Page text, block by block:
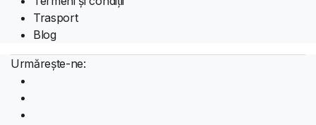
Trasport
Blog
Urmărește-ne: